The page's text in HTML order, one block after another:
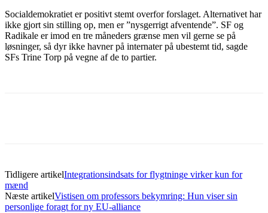
Socialdemokratiet er positivt stemt overfor forslaget. Alternativet har
ikke gjort sin stilling op, men er ”nysgerrigt afventende”. SF og
Radikale er imod en tre måneders grænse men vil gerne se på
løsninger, så dyr ikke havner på internater på ubestemt tid, sagde
SFs Trine Torp på vegne af de to partier.
Tidligere artikelIntegrationsindsats for flygtninge virker kun for
mænd
Næste artikelVistisen om professors bekymring: Hun viser sin
personlige foragt for ny EU-alliance